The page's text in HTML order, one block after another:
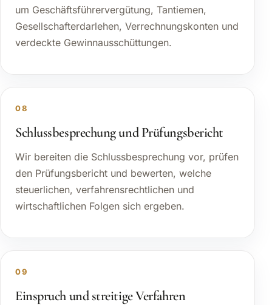
um Geschäftsführervergütung, Tantiemen,
Gesellschafterdarlehen, Verrechnungskonten und
verdeckte Gewinnausschüttungen.
08
Schlussbesprechung und Prüfungsbericht
Wir bereiten die Schlussbesprechung vor, prüfen
den Prüfungsbericht und bewerten, welche
steuerlichen, verfahrensrechtlichen und
wirtschaftlichen Folgen sich ergeben.
09
Einspruch und streitige Verfahren